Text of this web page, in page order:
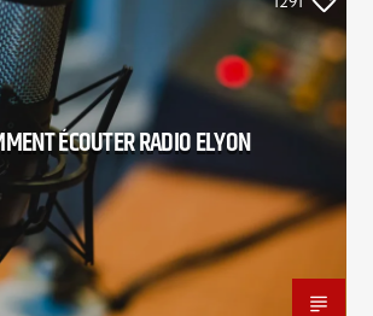
Elyon
ÉCOUTER RADIO ELYON